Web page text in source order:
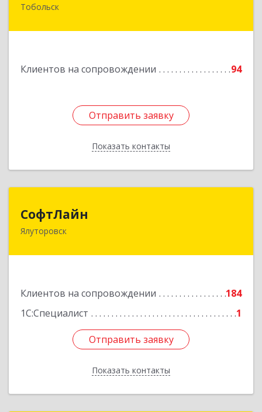
Тобольск
Клиентов на сопровождении 94
Отправить заявку
Показать контакты
626150, Тюменская обл, Тобольск г, 7-й мкр,
Отправить заявку
Назад
СофтЛайн
Ялуторовск
Клиентов на сопровождении
184
1С:Специалист
1
Отправить заявку
Показать контакты
627010, Тюменская обл, Ялуторовский р-н,
Отправить заявку
Назад